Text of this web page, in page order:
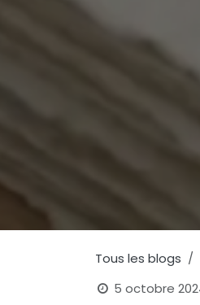
Tous les blogs
5 octobre